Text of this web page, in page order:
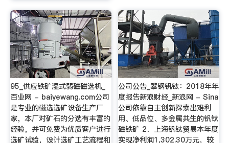
95_供应铁矿湿式弱磁磁选机_
百业网 - baiyewang.com公司
是专业的磁选选矿设备生产厂
家，本厂对矿石的分选有丰富的
经验，并可免费为优质客户进行
选矿试验，设计选矿工艺流程和
公司公告_攀钢钒钛：2018年年
度报告新浪财经_新浪网 - Sina
公司依靠自主创新探索出难利
用、低品位、多金属共生的钒钛
磁铁矿 2．上海钒钛贸易本年度
实现净利润1,302.30万元，较